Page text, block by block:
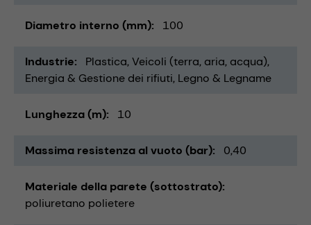
Diametro interno (mm) 100
Industrie Plastica Veicoli (terra, aria, acqua)
Energia & Gestione dei rifiuti Legno & Legname
Lunghezza (m) 10
Massima resistenza al vuoto (bar) 0,40
Materiale della parete (sottostrato)
poliuretano polietere